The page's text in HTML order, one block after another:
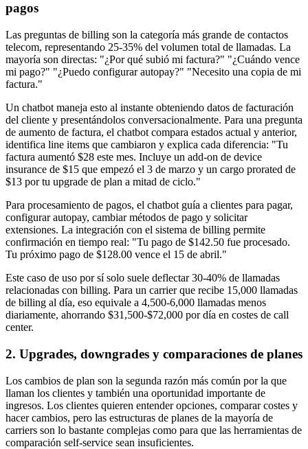
pagos
Las preguntas de billing son la categoría más grande de contactos
telecom, representando 25-35% del volumen total de llamadas. La
mayoría son directas: "¿Por qué subió mi factura?" "¿Cuándo vence
mi pago?" "¿Puedo configurar autopay?" "Necesito una copia de mi
factura."
Un chatbot maneja esto al instante obteniendo datos de facturación
del cliente y presentándolos conversacionalmente. Para una pregunta
de aumento de factura, el chatbot compara estados actual y anterior,
identifica line items que cambiaron y explica cada diferencia: "Tu
factura aumentó $28 este mes. Incluye un add-on de device
insurance de $15 que empezó el 3 de marzo y un cargo prorated de
$13 por tu upgrade de plan a mitad de ciclo."
Para procesamiento de pagos, el chatbot guía a clientes para pagar,
configurar autopay, cambiar métodos de pago y solicitar
extensiones. La integración con el sistema de billing permite
confirmación en tiempo real: "Tu pago de $142.50 fue procesado.
Tu próximo pago de $128.00 vence el 15 de abril."
Este caso de uso por sí solo suele deflectar 30-40% de llamadas
relacionadas con billing. Para un carrier que recibe 15,000 llamadas
de billing al día, eso equivale a 4,500-6,000 llamadas menos
diariamente, ahorrando $31,500-$72,000 por día en costes de call
center.
2. Upgrades, downgrades y comparaciones de planes
Los cambios de plan son la segunda razón más común por la que
llaman los clientes y también una oportunidad importante de
ingresos. Los clientes quieren entender opciones, comparar costes y
hacer cambios, pero las estructuras de planes de la mayoría de
carriers son lo bastante complejas como para que las herramientas de
comparación self-service sean insuficientes.